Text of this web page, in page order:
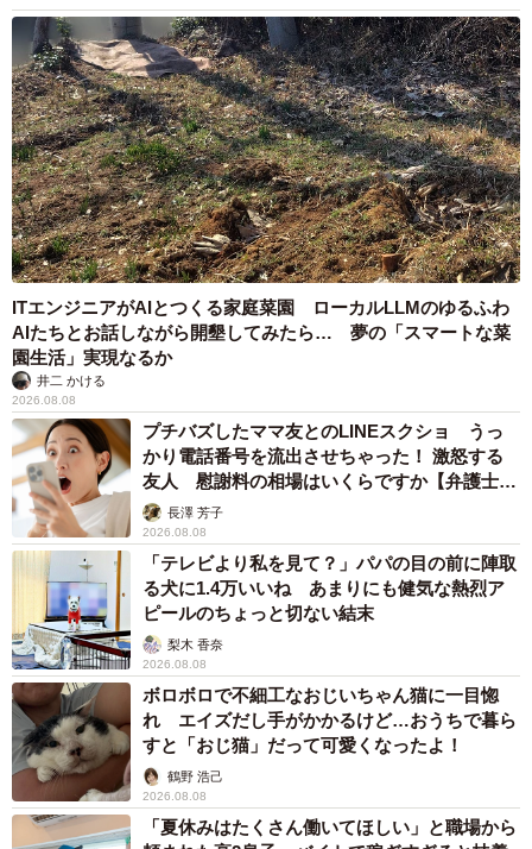
たかなし 亜妖
2026.08.07
乃木坂46賀喜遥香 5年ぶり週チャン表紙 巻
頭グラビアでは激レアなメガネルームウエア姿
まいどなニュースエンタメ部
2026.08.07
3児の母 43歳女優の肩見せコーデでファンざ
わざわ 「色っぽすぎて思わず二度見」「むっ
かしからずっと可愛い」
まいどなトピック
あのちゃん、雨の日のショーパン姿に「雨が似合う」「脚めっ
ちゃきれい！」「水も滴る良いアーティスト」 幻想的な近影
が話題
まいどなメディア
2026.08.07
【漫画】周囲の目を気にせず遊べる！洗濯物も
干せる！最近人気の戸建ての「中庭」 ところ
が…実際住んでみて分かった後悔ポイント
中瀬 えみ
2026.08.07